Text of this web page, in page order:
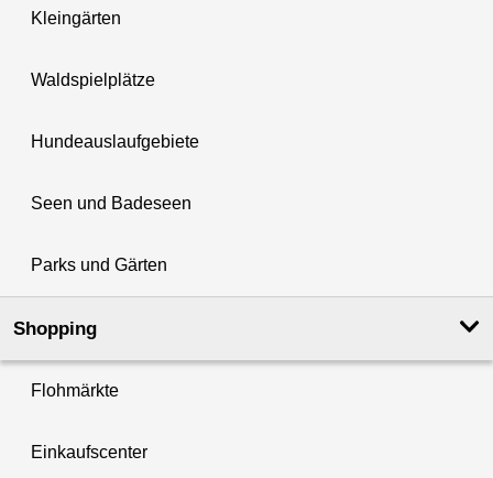
Kleingärten
Waldspielplätze
Hundeauslaufgebiete
Seen und Badeseen
Parks und Gärten
Shopping
Flohmärkte
Einkaufscenter